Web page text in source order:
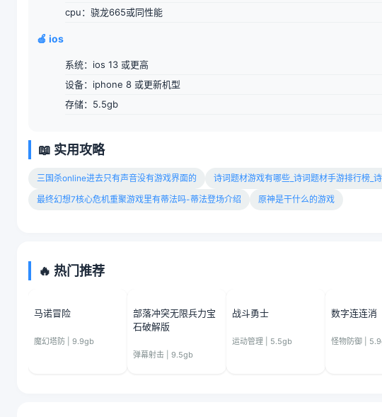
cpu：骁龙665或同性能
🍎 ios
系统：ios 13 或更高
设备：iphone 8 或更新机型
存储：5.5gb
📖 实用攻略
三国杀online进去只有声音没有游戏界面的 诗词题材游戏有哪些_诗词题材手游排行榜_
最终幻想7核心危机重聚游戏里有蒂法吗-蒂法登场介绍
原神是干什么的游戏
🔥 热门推荐
马诺冒险
魔幻塔防 | 9.9gb
部落冲突无限兵力宝
石破解版
弹幕射击 | 9.5gb
战斗勇士
运动管理 | 5.5gb
数字连连消
怪物防御 |